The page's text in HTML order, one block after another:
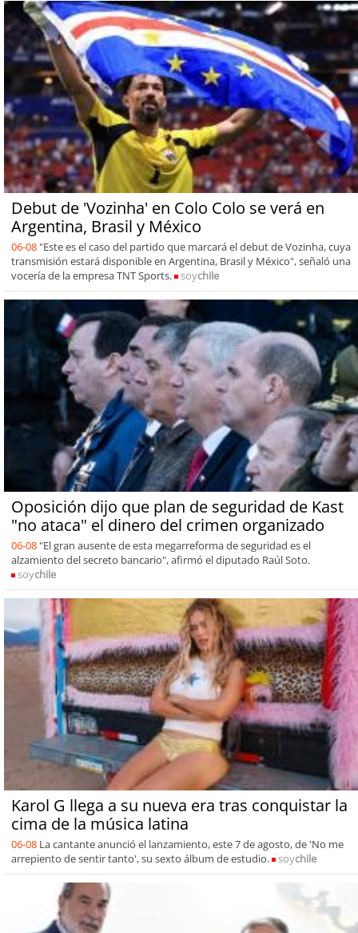
Debut de 'Vozinha' en Colo Colo se verá en
Argentina, Brasil y México
06-08 "Este es el caso del partido que marcará el debut de Vozinha, cuya
transmisión estará disponible en Argentina, Brasil y México", señaló una
vocería de la empresa TNT Sports.
soychile
Oposición dijo que plan de seguridad de Kast
"no ataca" el dinero del crimen organizado
06-08 "El gran ausente de esta megarreforma de seguridad es el
alzamiento del secreto bancario", afirmó el diputado Raúl Soto.
soychile
Karol G llega a su nueva era tras conquistar la
cima de la música latina
06-08 La cantante anunció el lanzamiento, este 7 de agosto, de 'No me
arrepiento de sentir tanto', su sexto álbum de estudio.
soychile